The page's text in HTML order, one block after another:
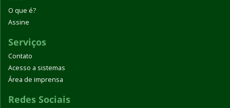
O que é?
Assine
Serviços
Contato
Acesso a sistemas
Área de imprensa
Redes Sociais